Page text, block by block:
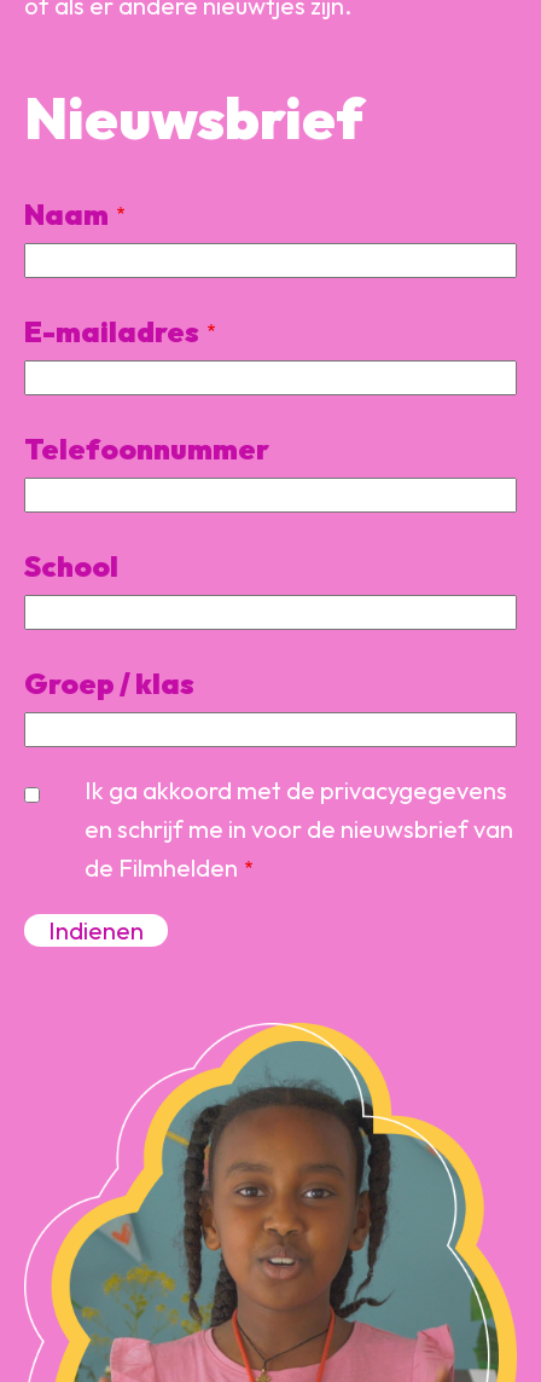
Nieuwsbrief
Naam
E-mailadres
Telefoonnummer
School
Groep / klas
Ik ga akkoord met de privacygegevens
en schrijf me in voor de nieuwsbrief van
de Filmhelden